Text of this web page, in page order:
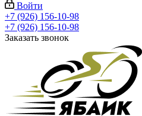
Войти
+7 (926) 156-10-98
+7 (926) 156-10-98
Заказать звонок